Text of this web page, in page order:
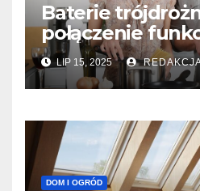
Baterie
połączenie
stylu w Twojej
LIP 15, 2025
DOM I OGRÓD